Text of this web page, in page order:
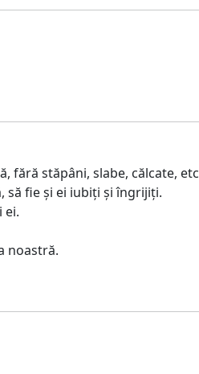
fără stăpâni, slabe, călcate, etc
să fie și ei iubiți și îngrijiți.
ei.
noastră.